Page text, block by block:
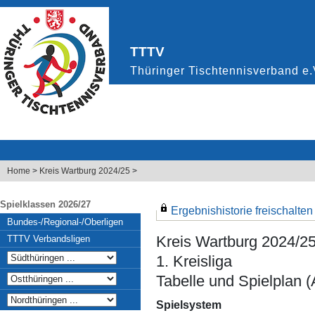
Home > Kreis Wartburg 2024/25 >
Spielklassen 2026/27
Bundes-/Regional-/Oberligen
TTTV Verbandsligen
Ergebnishistorie freischalten
Kreis Wartburg 2024/
1. Kreisliga
Tabelle und Spielplan
Spielsystem